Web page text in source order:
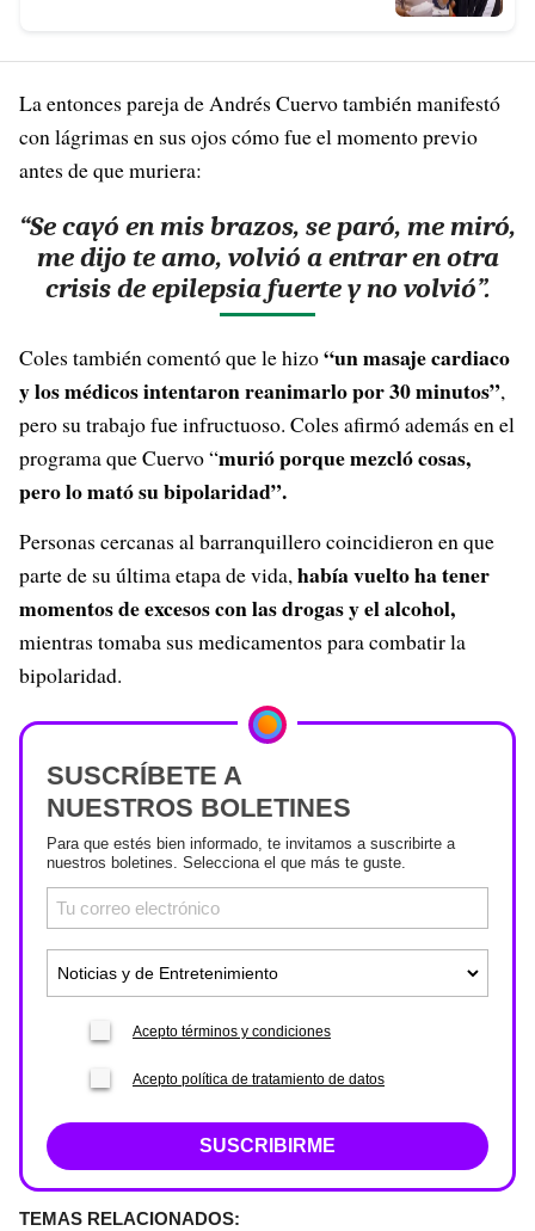
La entonces pareja de Andrés Cuervo también manifestó
con lágrimas en sus ojos cómo fue el momento previo
antes de que muriera:
“Se cayó en mis brazos, se paró, me miró,
me dijo te amo, volvió a entrar en otra
crisis de epilepsia fuerte y no volvió”.
Coles también comentó que le hizo“un masaje cardiaco
y los médicos intentaron reanimarlo por 30 minutos”,
pero su trabajo fue infructuoso. Coles afirmó además en el
programa que Cuervo “murió porque mezcló cosas,
pero lo mató su bipolaridad”.
Personas cercanas al barranquillero coincidieron en que
parte de su última etapa de vida,había vuelto ha tener
momentos de excesos con las drogas y el alcohol,
mientras tomaba sus medicamentos para combatir la
bipolaridad.
SUSCRÍBETE A
NUESTROS BOLETINES
Para que estés bien informado, te invitamos a suscribirte a
nuestros boletines. Selecciona el que más te guste.
Acepto términos y condiciones
Acepto política de tratamiento de datos
SUSCRIBIRME
TEMAS RELACIONADOS: